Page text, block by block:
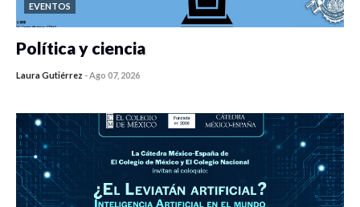
EVENTOS
Política y ciencia
Laura Gutiérrez -Ago 07, 2026